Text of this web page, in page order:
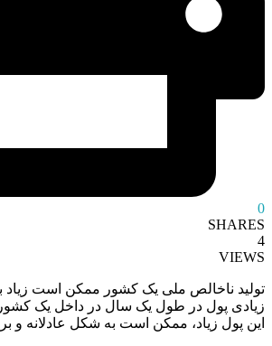
0
SHARES
4
VIEWS
تولید ناخالص ملی یک کشور ممکن است زیاد
زیادی پول در طول یک سال در داخل یک کشور
این پول زیاد، ممکن است به شکل عادلانه و